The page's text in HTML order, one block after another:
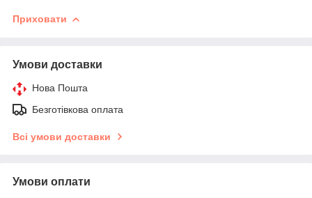
Приховати
Умови доставки
Нова Пошта
Безготівкова оплата
Всі умови доставки
Умови оплати